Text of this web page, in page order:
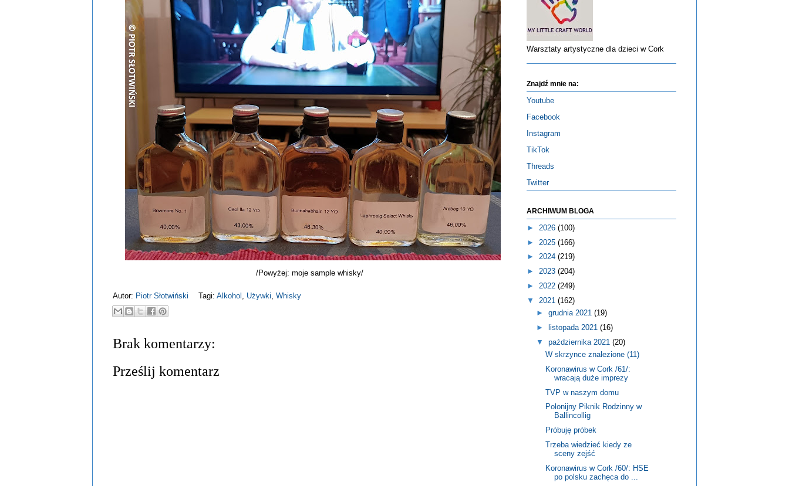
/Powyżej: moje sample whisky/
Autor: Piotr Słotwiński Tagi: Alkohol Używki Whisky
Brak komentarzy:
Prześlij komentarz
Warsztaty artystyczne dla dzieci w Cork
Znajdź mnie na:
Youtube
Facebook
Instagram
TikTok
Threads
Twitter
ARCHIWUM BLOGA
► 2026 (100)
► 2025 (166)
► 2024 (219)
► 2023 (204)
► 2022 (249)
▼ 2021 (162)
► grudnia 2021 (19)
►
listopada 2021 (16)
▼ października 2021 (20)
W skrzynce znalezione (11)
Koronawirus w Cork /61/:
wracają duże imprezy
TVP w naszym domu
Polonijny Piknik Rodzinny w
Ballincollig
Próbuję próbek
Trzeba wiedzieć kiedy ze
sceny zejść
Koronawirus w Cork /60/: HSE
po polsku zachęca do ...